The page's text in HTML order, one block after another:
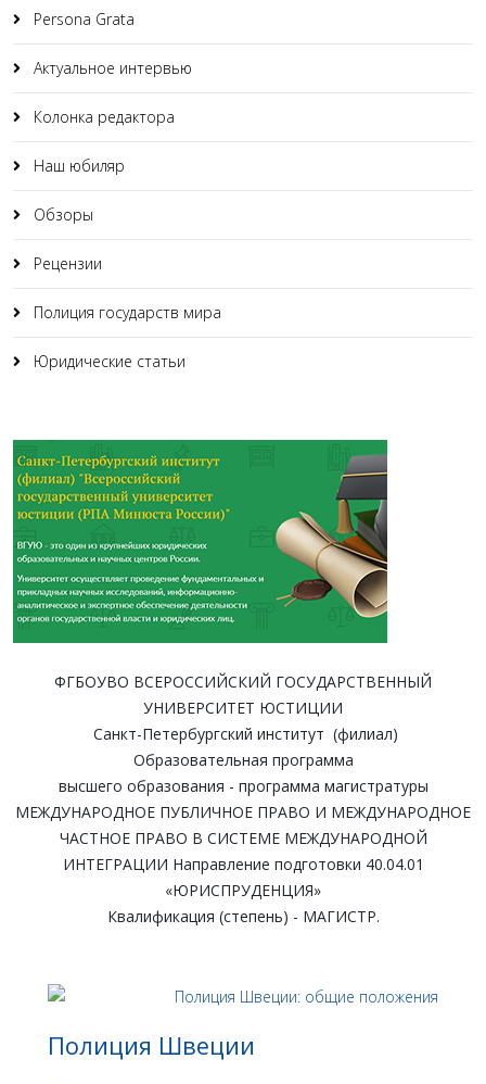
Persona Grata
Актуальное интервью
Колонка редактора
Наш юбиляр
Обзоры
Рецензии
Полиция государств мира
Юридические статьи
ФГБОУВО ВСЕРОССИЙСКИЙ ГОСУДАРСТВЕННЫЙ
УНИВЕРСИТЕТ ЮСТИЦИИ
Санкт-Петербургский институт (филиал)
Образовательная программа
высшего образования - программа магистратуры
МЕЖДУНАРОДНОЕ ПУБЛИЧНОЕ ПРАВО И МЕЖДУНАРОДНОЕ
ЧАСТНОЕ ПРАВО В СИСТЕМЕ МЕЖДУНАРОДНОЙ
ИНТЕГРАЦИИ Направление подготовки 40.04.01
«ЮРИСПРУДЕНЦИЯ»
Квалификация (степень) - МАГИСТР.
Полиция Швеции